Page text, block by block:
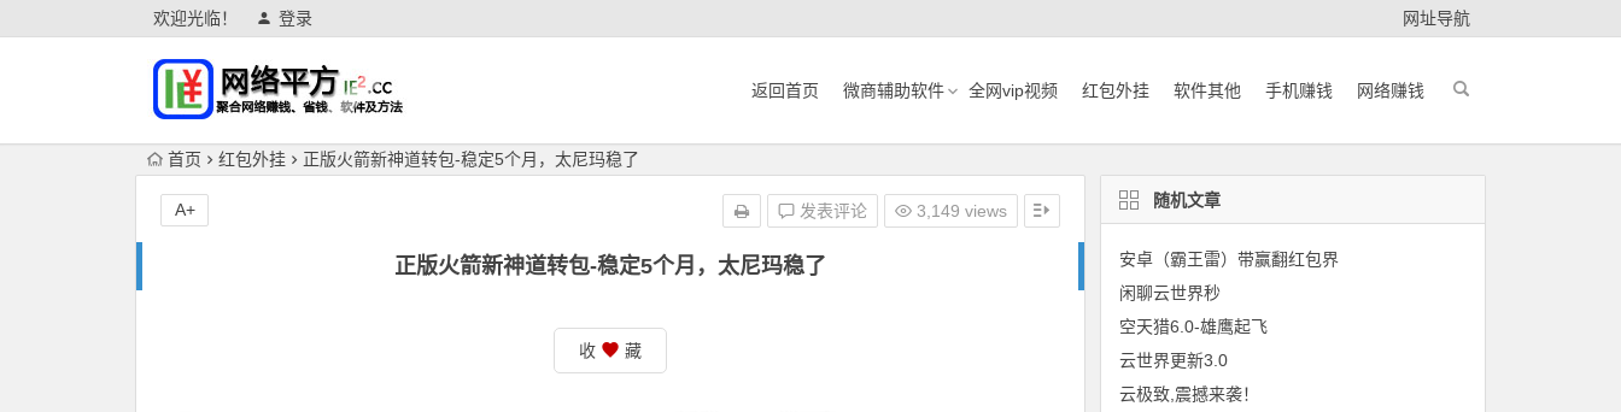
欢迎光临！ 登录 网址导航
返回首页 微商辅助软件 全网vip视频 红包外挂 软件其他 手机赚钱 网络赚钱
首页 红包外挂 正版火箭新神道转包-稳定5个月，太尼玛稳了
正版火箭新神道转包-稳定5个月，太尼玛稳了
发表评论 3,149 views
A+
收 藏
随机文章
安卓（霸王雷）带赢翻红包界
闲聊云世界秒
空天猎6.0-雄鹰起飞
云世界更新3.0
云极致,震撼来袭！